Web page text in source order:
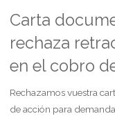
disolución
de
sociedad
de
Carta
rechaza
en el cobro
Rechazamos vuestra
de acción para